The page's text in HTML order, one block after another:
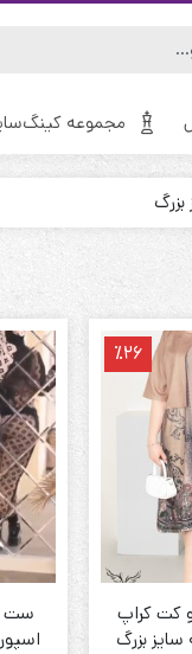
مجموعه
٪26
کت کراپ
بزرگ
ست